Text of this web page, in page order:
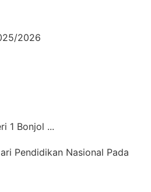
2026
1 Bonjol ...
Pendidikan Nasional Pada